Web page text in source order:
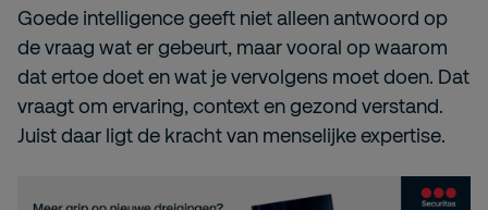
Goede intelligence geeft niet alleen antwoord op
de vraag wat er gebeurt, maar vooral op waarom
dat ertoe doet en wat je vervolgens moet doen. Dat
vraagt om ervaring, context en gezond verstand.
Juist daar ligt de kracht van menselijke expertise.